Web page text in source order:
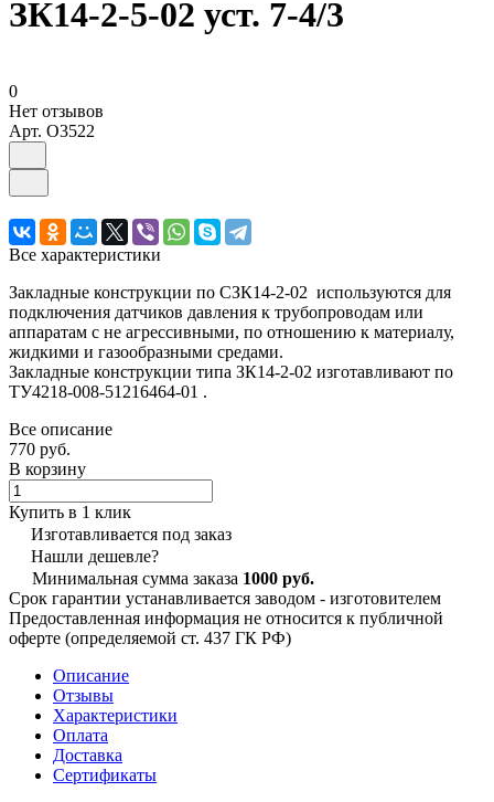
ЗК14-2-5-02 уст. 7-4/3
0
Нет отзывов
Арт. O3522
Все характеристики
Закладные конструкции по СЗК14-2-02 используются для
подключения датчиков давления к трубопроводам или
аппаратам с не агрессивными, по отношению к материалу,
жидкими и газообразными средами.
Закладные конструкции типа ЗК14-2-02 изготавливают по
ТУ4218-008-51216464-01 .
Все описание
770 руб.
В корзину
Купить в 1 клик
Изготавливается под заказ
Нашли дешевле?
Минимальная сумма заказа 1000 руб.
Срок гарантии устанавливается заводом - изготовителем
Предоставленная информация не относится к публичной
оферте (определяемой ст. 437 ГК РФ)
Описание
Отзывы
Характеристики
Оплата
Доставка
Сертификаты